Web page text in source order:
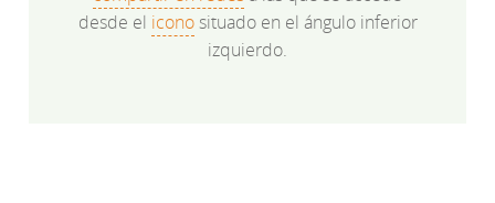
desde el iconosituado en el ángulo inferior
izquierdo.